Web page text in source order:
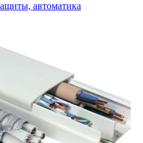
автоматика